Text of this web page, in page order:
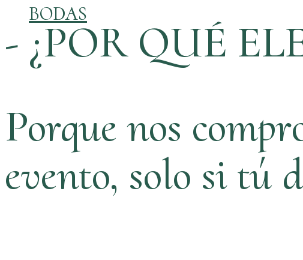
BODAS
- ¿POR QUÉ
Porque nos
evento, solo si tú